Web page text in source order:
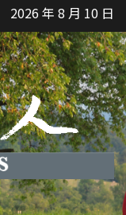
2026 年 8 月 10 日